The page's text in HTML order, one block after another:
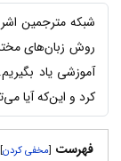
شبکه مترجمین
روش زبان‌های
آموزشی یاد
کرد و این‌که آیا
فهرست [
]